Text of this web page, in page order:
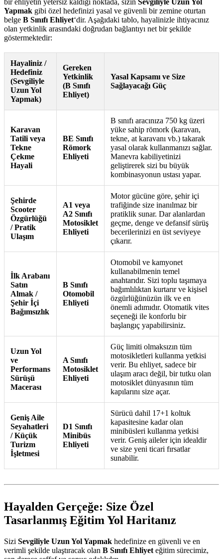
bir ehliyetin yetersiz kaldığı noktada, sizin Sevgiliyle Uzun Yol
Yapmak gibi özel hedefinizi yasal ve güvenli bir zemine oturtan
belge B Sınıfı Ehliyet‘dir. Aşağıdaki tablo, hayalinizle ihtiyacınız
olan yetkinlik arasındaki doğrudan bağlantıyı net bir şekilde
göstermektedir:
Hayaliniz /
Hedefiniz
(Sevgiliyle
Uzun Yol
Yapmak)
Gereken
Yetkinlik
(B Sınıfı
Ehliyet)
Yasal Kapsamı ve Size
Sağlayacağı Güç
Karavan
Tatili veya
Tekne
Çekme
Hayali
BE Sınıfı
Römork
Ehliyeti
B sınıfı aracınıza 750 kg üzeri
yüke sahip römork (karavan,
tekne, at karavanı vb.) takarak
yasal olarak kullanmanızı sağlar.
Manevra kabiliyetinizi
geliştirerek sizi bu büyük
kombinasyonun ustası yapar.
Şehirde
Scooter
Özgürlüğü
/ Pratik
Ulaşım
A1 veya
A2 Sınıfı
Motosiklet
Ehliyeti
Motor gücüne göre, şehir içi
trafiğinde size inanılmaz bir
pratiklik sunar. Dar alanlardan
geçme, denge ve defansif sürüş
becerilerinizi en üst seviyeye
çıkarır.
İlk Arabanı
Satın
Almak /
Şehir İçi
Bağımsızlık
B Sınıfı
Otomobil
Ehliyeti
Otomobil ve kamyonet
kullanabilmenin temel
anahtarıdır. Sizi toplu taşımaya
bağımlılıktan kurtarır ve kişisel
özgürlüğünüzün ilk ve en
önemli adımıdır. Otomatik vites
seçeneği ile konforlu bir
başlangıç yapabilirsiniz.
Uzun Yol
ve
Performans
Sürüşü
Macerası
A Sınıfı
Motosiklet
Ehliyeti
Güç limiti olmaksızın tüm
motosikletleri kullanma yetkisi
verir. Bu ehliyet, sadece bir
ulaşım aracı değil, bir tutku olan
motosiklet dünyasının tüm
kapılarını size açar.
Geniş Aile
Seyahatleri
/ Küçük
Turizm
İşletmesi
D1 Sınıfı
Minibüs
Ehliyeti
Sürücü dahil 17+1 koltuk
kapasitesine kadar olan
minibüsleri kullanma yetkisi
verir. Geniş aileler için idealdir
ve size yeni ticari fırsatlar
sunabilir.
Hayalden Gerçeğe: Size Özel
Tasarlanmış Eğitim Yol Haritanız
Sizi Sevgiliyle Uzun Yol Yapmak hedefinize en güvenli ve en
verimli şekilde ulaştıracak olan B Sınıfı Ehliyet eğitim sürecimiz,